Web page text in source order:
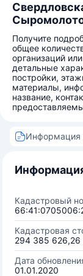
Получите
общее
организаций
детальные
постройки,
материалы,
название,
Информация
Кадастровый
Кадастровая
294 385 626,26
Дата
01.01.2020